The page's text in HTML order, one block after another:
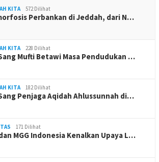
KITA 572 Dilihat
Perbankan di Jeddah, dari N…
KITA 228 Dilihat
Mufti Betawi Masa Pendudukan …
KITA 182 Dilihat
Penjaga Aqidah Ahlussunnah di…
171 Dilihat
MGG Indonesia Kenalkan Upaya L…